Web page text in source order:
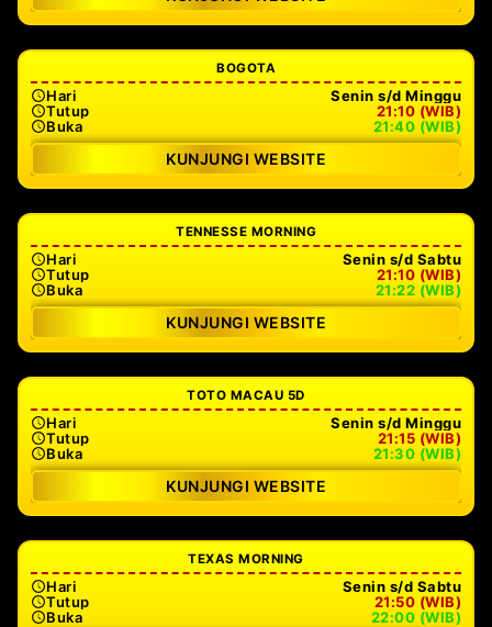
BOGOTA
Hari
Senin s/d Minggu
Tutup
21:10 (WIB)
Buka
21:40 (WIB)
KUNJUNGI WEBSITE
TENNESSE MORNING
Hari
Senin s/d Sabtu
Tutup
21:10 (WIB)
Buka
21:22 (WIB)
KUNJUNGI WEBSITE
TOTO MACAU 5D
Hari
Senin s/d Minggu
Tutup
21:15 (WIB)
Buka
21:30 (WIB)
KUNJUNGI WEBSITE
TEXAS MORNING
Hari
Senin s/d Sabtu
Tutup
21:50 (WIB)
Buka
22:00 (WIB)